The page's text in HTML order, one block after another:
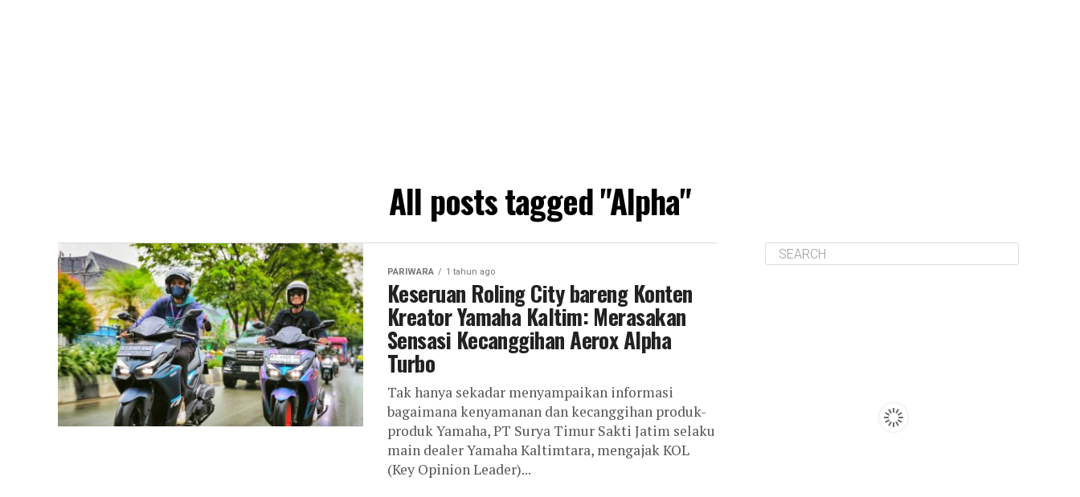
All posts tagged "Alpha"
PARIWARA 1 tahun ago
Keseruan Roling City bareng Konten
Kreator Yamaha Kaltim: Merasakan
Sensasi Kecanggihan Aerox Alpha
Turbo
Tak hanya sekadar menyampaikan informasi
bagaimana kenyamanan dan kecanggihan produk-
produk Yamaha, PT Surya Timur Sakti Jatim selaku
main dealer Yamaha Kaltimtara, mengajak KOL
(Key Opinion Leader)...